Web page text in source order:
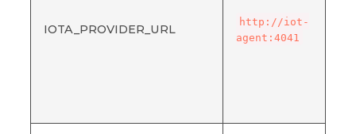
IOTA_PROVIDER_URL
http://iot-
agent:4041